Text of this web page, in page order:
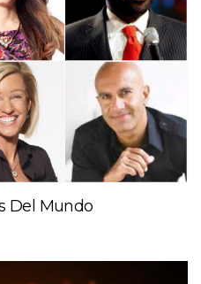
Del Mundo